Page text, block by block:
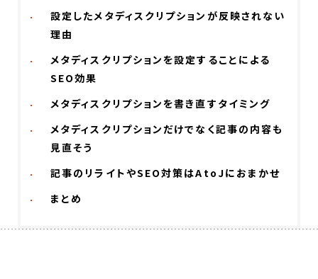
設定したメタディスクリプションが反映されない
理由
メタディスクリプションを設定することによる
SEO効果
メタディスクリプションを書き直すタイミング
メタディスクリプションだけでなく記事の内容も
見直そう
記事のリライトやSEO対策はAtoJにおまかせ
まとめ